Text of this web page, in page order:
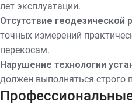
лет эксплуатации.
Отсутствие геодезической
точных измерений
перекосам.
Нарушение технологии
должен выполняться